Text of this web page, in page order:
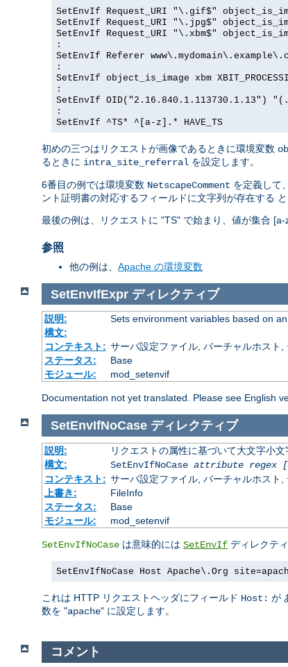
SetEnvIf Request_URI "\.gif$"
SetEnvIf Request_URI "\.jpg$"
SetEnvIf Request_URI "\.xbm$"
:
SetEnvIf Referer
:
SetEnvIf object_is_image xbm
:
SetEnvIf OID("2.16.840.1.113730.1.13")
:
SetEnvIf ^TS* ^[a-z].* HAVE_TS
初めの三つはリクエストが画像であるときに環境変数
るときに intra_site_referral を設定します。
6番目の例では環境変数 NetscapeComment を定義して
ント証明書の対応するフィールドに文字列が存在する
最後の例は、リクエストに "TS" で始まり、値が集合
参照
他の例は、 Apache の環境変数
SetEnvIfExpr ディレクティブ
説明:
Sets environment variables based on
構文:
コンテキスト: サーバ設定ファイル, バーチャルホスト
ステータス:
Base
モジュール:
mod_setenvif
Documentation not yet translated. Please see English
SetEnvIfNoCase ディレクティブ
説明:
リクエストの属性に基づいて大文字小
構文:
SetEnvIfNoCase attribute regex
コンテキスト: サーバ設定ファイル, バーチャルホスト
上書き:
FileInfo
ステータス:
Base
モジュール:
mod_setenvif
SetEnvIfNoCase は意味的には SetEnvIf ディレクテ
SetEnvIfNoCase Host Apache\.Org
これは HTTP リクエストヘッダにフィールド Host: が
数を "apache" に設定します。
コメント